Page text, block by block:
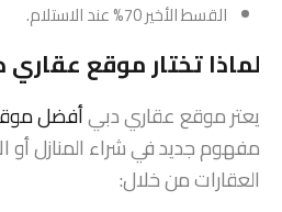
القسط الأخير 70% عند الاستلام.
لماذا تختار موقع عقاري
يعتر موقع عقاري دبيأفضل
مفهوم جديد في شراء المنازل أو
العقارات من خلال: